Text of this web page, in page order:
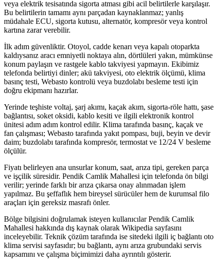
veya elektrik tesisatında sigorta atması gibi acil belirtilerle karşılaşır.
Bu belirtilerin tamamı aynı parçadan kaynaklanmaz; yanlış
müdahale ECU, sigorta kutusu, alternatör, kompresör veya kontrol
kartına zarar verebilir.
İlk adım güvenliktir. Otoyol, cadde kenarı veya kapalı otoparkta
kaldıysanız aracı emniyetli noktaya alın, dörtlüleri yakın, mümkünse
konum paylaşın ve rastgele kablo takviyesi yapmayın. Ekibimiz
telefonda belirtiyi dinler; akü takviyesi, oto elektrik ölçümü, klima
basınç testi, Webasto kontrolü veya buzdolabı besleme testi için
doğru ekipmanı hazırlar.
Yerinde teşhiste voltaj, şarj akımı, kaçak akım, sigorta-röle hattı, şase
bağlantısı, soket oksidi, kablo kesiti ve ilgili elektronik kontrol
ünitesi adım adım kontrol edilir. Klima tarafında basınç, kaçak ve
fan çalışması; Webasto tarafında yakıt pompası, buji, beyin ve devir
daim; buzdolabı tarafında kompresör, termostat ve 12/24 V besleme
ölçülür.
Fiyatı belirleyen ana unsurlar konum, saat, arıza tipi, gereken parça
ve işçilik süresidir. Pendik Camlik Mahallesi için telefonda ön bilgi
verilir; yerinde farklı bir arıza çıkarsa onay alınmadan işlem
yapılmaz. Bu şeffaflık hem bireysel sürücüler hem de kurumsal filo
araçları için gereksiz masrafı önler.
Bölge bilgisini doğrulamak isteyen kullanıcılar Pendik Camlik
Mahallesi hakkında dış kaynak olarak Wikipedia sayfasını
inceleyebilir. Teknik çözüm tarafında ise sitedeki ilgili iç bağlantı oto
klima servisi sayfasıdır; bu bağlantı, aynı arıza grubundaki servis
kapsamını ve çalışma biçimimizi daha ayrıntılı gösterir.